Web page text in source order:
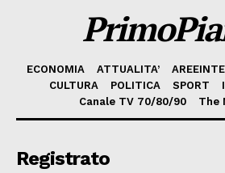
ECONOMIA ATTUALITA’
CULTURA
POLITICA SPORT
Canale TV 70/80/90
The
Registrato